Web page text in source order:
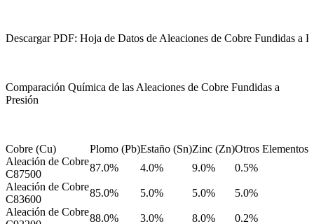
Descargar PDF: Hoja de Datos de Aleaciones de Cobre Fundidas a
Comparación Química de las Aleaciones de Cobre Fundidas a
Presión
Cobre (Cu) Plomo (Pb)Estaño (Sn)Zinc (Zn)Otros Elementos
Aleación de Cobre
C87500
87.0% 4.0% 9.0%
0.5%
Aleación de Cobre
C83600
85.0% 5.0% 5.0%
5.0%
Aleación de Cobre
88.0% 3.0% 8.0%
0.2%